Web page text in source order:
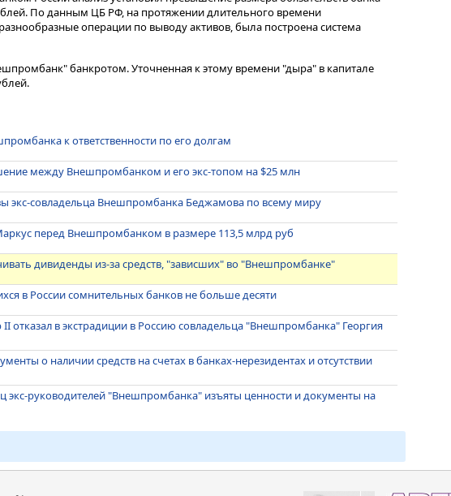
По данным ЦБ РФ, на протяжении длительного времени
операции по выводу активов, была построена система
банкротом. Уточненная к этому времени "дыра" в капитале
к ответственности по его долгам
между Внешпромбанком и его экс-топом на $25 млн
экс-совладельца Внешпромбанка Беджамова по всему миру
перед Внешпромбанком в размере 113,5 млрд руб
дивиденды из-за средств, "зависших" во "Внешпромбанке"
в России сомнительных банков не больше десяти
отказал в экстрадиции в Россию совладельца "Внешпромбанка" Георгия
о наличии средств на счетах в банках-нерезидентах и отсутствии
экс-руководителей "Внешпромбанка" изъяты ценности и документы на